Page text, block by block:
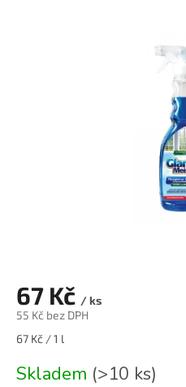
67 Kč / ks
55 Kč bez DPH
Měrná
67 Kč / 1 l
Skladem (>10 ks)